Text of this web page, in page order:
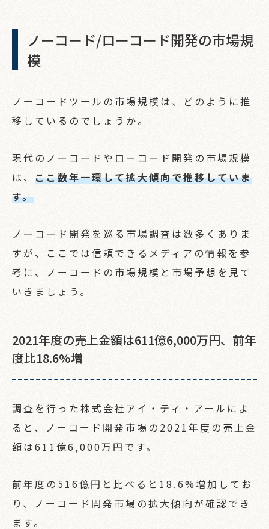
ノーコード/ローコード開発の市場規
模
ノーコードツールの市場規模は、どのように推
移しているのでしょうか。
現代のノーコードやローコード開発の市場規模
は、 ここ数年一環して拡大傾向で推移していま
す。
ノーコード開発を巡る市場調査は数多くありま
すが、ここでは信頼できるメディアの情報を参
考に、ノーコードの市場規模と市場予想を見て
いきましょう。
2021年度の売上金額は611億6,000万円、前年
度比18.6%増
調査を行った株式会社アイ・ティ・アールによ
ると、ノーコード開発市場の2021年度の売上金
額は611億6,000万円です。
前年度の516億円と比べると18.6%増加してお
り、ノーコード開発市場の拡大傾向が確認でき
ます。